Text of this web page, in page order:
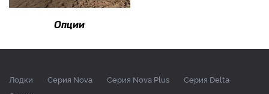
Опции
Лодки Серия Nova Серия Nova Plus
Серия Delta